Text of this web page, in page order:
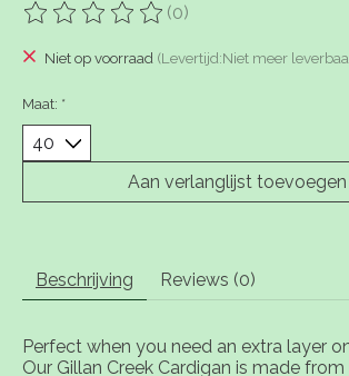
De beoordeling van dit product is
(0)
Niet op voorraad (Levertijd:Niet meer
Maat: *
Aan verlanglijst toevoegen
Beschrijving Reviews (0)
Perfect when you need an extra layer
Our Gillan Creek Cardigan is made